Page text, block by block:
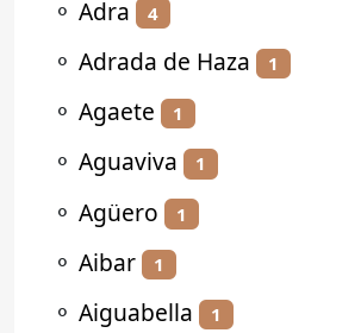
⚬ Adra 4
⚬ Adrada de Haza 1
⚬ Agaete 1
⚬ Aguaviva 1
⚬ Agüero 1
⚬ Aibar 1
⚬ Aiguabella 1